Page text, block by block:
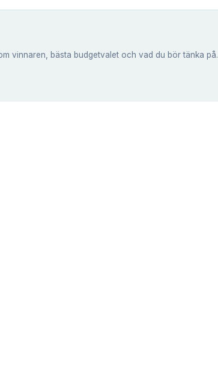
vinnaren, bästa budgetvalet och vad du bör tänka på.